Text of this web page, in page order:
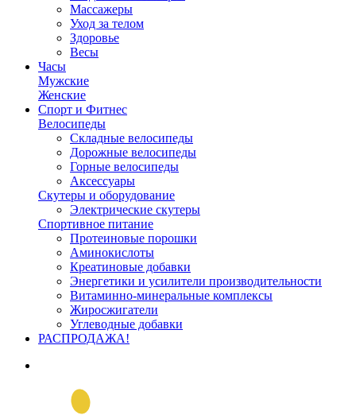
Массажеры
Уход за телом
Здоровье
Весы
Часы
Мужские
Женские
Спорт и Фитнес
Велосипеды
Складные велосипеды
Дорожные велосипеды
Горные велосипеды
Аксессуары
Скутеры и оборудование
Электрические скутеры
Спортивное питание
Протеиновые порошки
Аминокислоты
Креатиновые добавки
Энергетики и усилители производительности
Витаминно-минеральные комплексы
Жиросжигатели
Углеводные добавки
РАСПРОДАЖА!